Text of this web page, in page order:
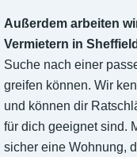
Außerdem arbeiten
Vermietern in
Suche nach einer
greifen können. Wir
und können dir
für dich geeignet sind.
sicher eine Wohnung,